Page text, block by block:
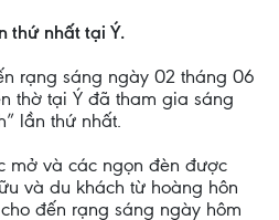
thứ nhất tại Ý.
rạng sáng ngày 02 tháng 06
thờ tại Ý đã tham gia sáng
lần thứ nhất.
mở và các ngọn đèn được
và du khách từ hoàng hôn
đến rạng sáng ngày hôm